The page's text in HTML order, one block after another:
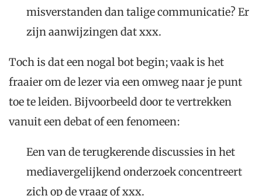
misverstanden dan talige communicatie? Er
zijn aanwijzingen dat xxx.
Toch is dat een nogal bot begin; vaak is het
fraaier om de lezer via een omweg naar je punt
toe te leiden. Bijvoorbeeld door te vertrekken
vanuit een debat of een fenomeen:
Een van de terugkerende discussies in het
mediavergelijkend onderzoek concentreert
zich op de vraag of xxx.